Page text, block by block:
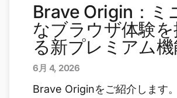
Brave Origin：ミ
なブラウザ体験
る新プレミアム
6月 4, 2026
Brave Originをご紹介します